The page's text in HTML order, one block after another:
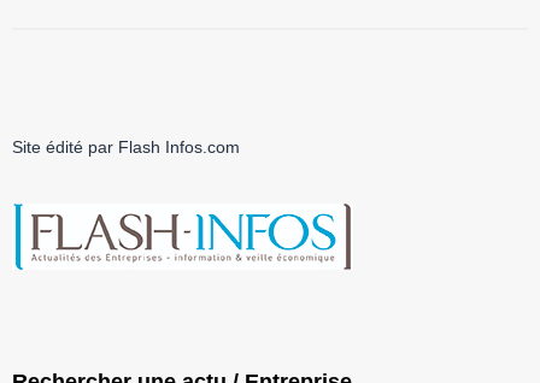
Site édité par Flash Infos.com